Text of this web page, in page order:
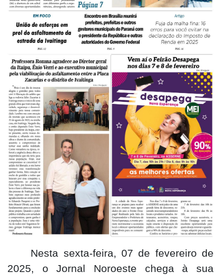
Nesta sexta-feira, 07 de fevereiro de
2025, o Jornal Noroeste chega à sua